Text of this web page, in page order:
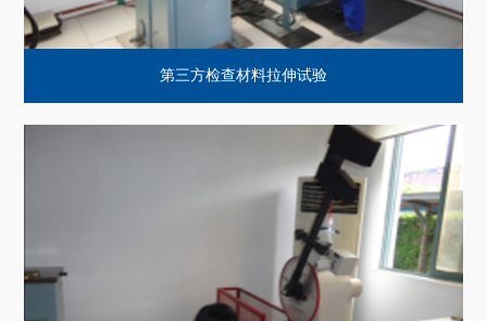
第三方检查材料拉伸试验